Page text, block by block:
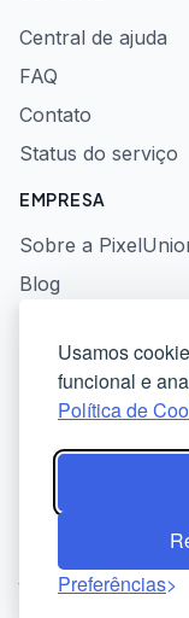
Usamos
funcional e
Política de
Preferências
Central de ajuda
FAQ
Contato
Status do serviço
EMPRESA
Sobre a
Blog
Política de
Termos de serviço
© 2026 PixelUnion -
tecnológicas